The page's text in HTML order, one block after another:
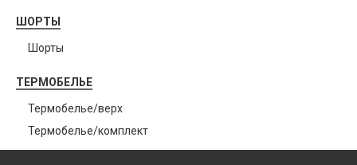
ШОРТЫ
Шорты
ТЕРМОБЕЛЬЕ
Термобелье/верх
Термобелье/комплект